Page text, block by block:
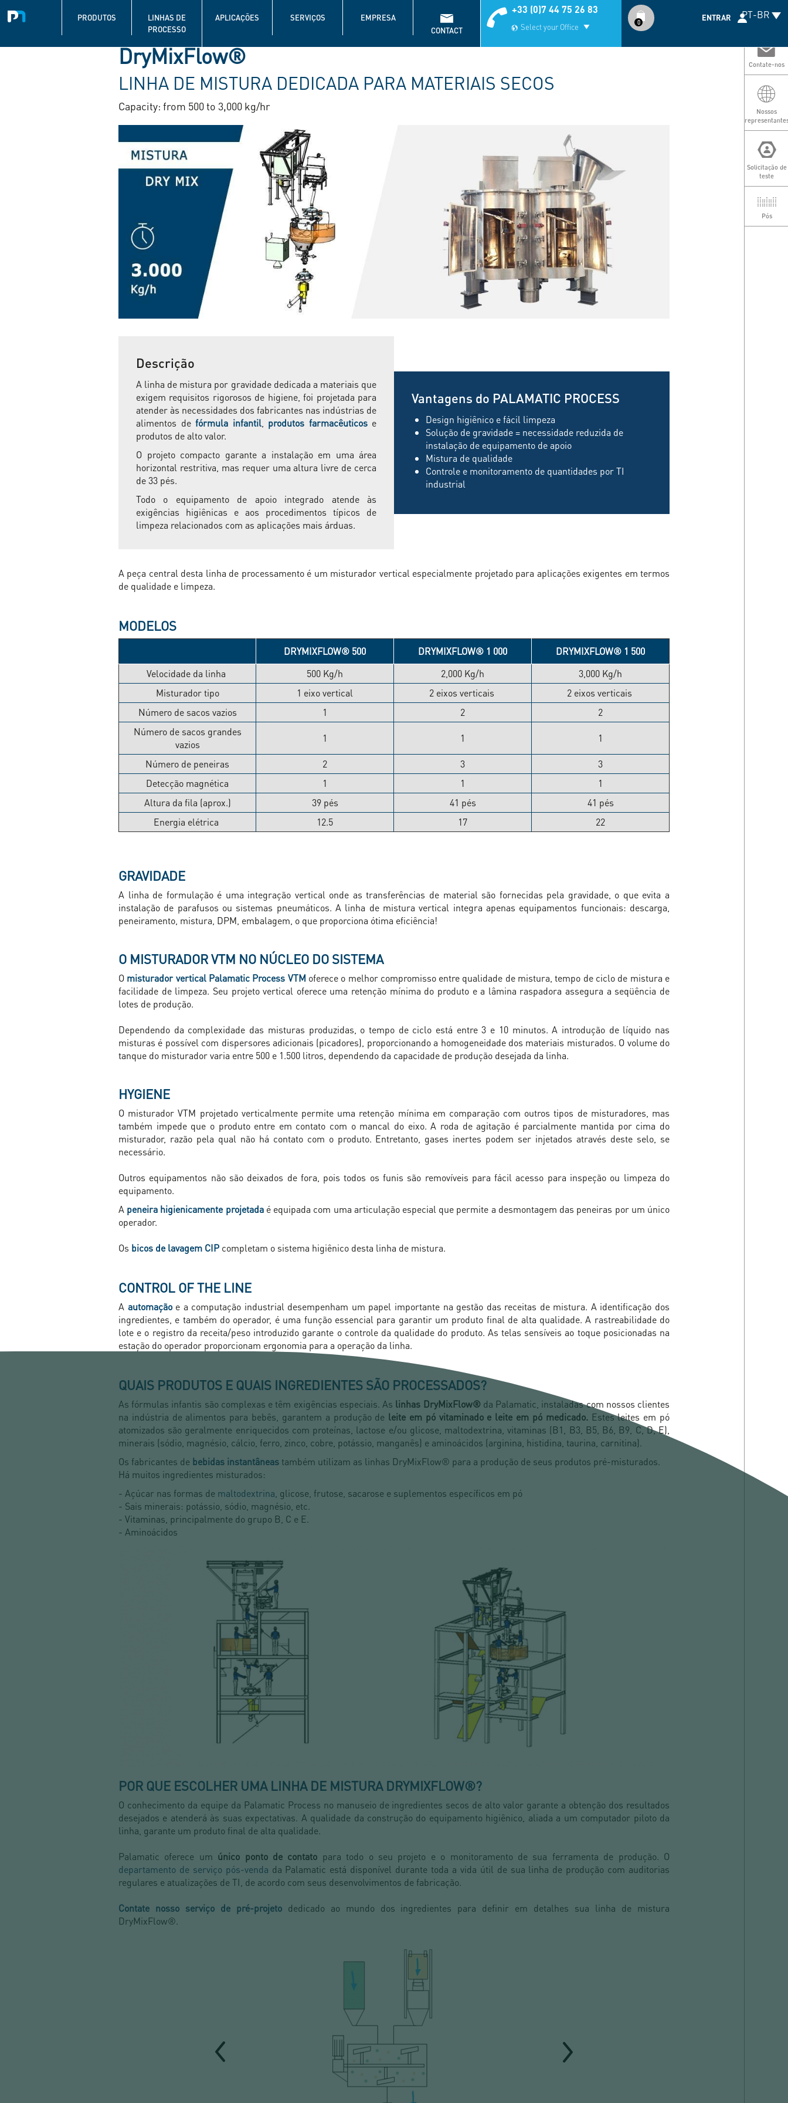
PT-BR
principale
PRODUTOS
LINHAS DE
PROCESSO
APLICAÇÕES SERVIÇOS
EMPRESA
CONTACT
+33 (0)7 44 75 26 83
Select your Office 0
utilisateur
ENTRAR
Contate-nos
Nossos
Solicitação de
teste
Pós
DryMixFlow®
LINHA DE MISTURA DEDICADA PARA MATERIAIS SECOS
Capacity: from 500 to 3,000 kg/hr
Descrição
A linha de mistura por gravidade dedicada a materiais que
exigem requisitos rigorosos de higiene, foi projetada para
atender às necessidades dos fabricantes nas indústrias de
alimentos de fórmula infantil, produtos farmacêuticose
produtos de alto valor.
O projeto compacto garante a instalação em uma área
horizontal restritiva, mas requer uma altura livre de cerca
de 33 pés.
Todo o equipamento de apoio integrado atende às
exigências higiênicas e aos procedimentos típicos de
limpeza relacionados com as aplicações mais árduas.
Vantagens do PALAMATIC PROCESS
Design higiênico e fácil limpeza
Solução de gravidade = necessidade reduzida de
instalação de equipamento de apoio
Mistura de qualidade
Controle e monitoramento de quantidades por TI
industrial
A peça central desta linha de processamento é um misturador vertical especialmente projetado para aplicações exigentes em termos
de qualidade e limpeza.
MODELOS
DRYMIXFLOW® 500 DRYMIXFLOW® 1 000
DRYMIXFLOW® 1 500
Velocidade da linha
500 Kg/h 2,000 Kg/h
3,000 Kg/h
Misturador tipo
1 eixo vertical 2 eixos verticais
2 eixos verticais
Número de sacos vazios
1 2
2
Número de sacos grandes
vazios
1 1 1
Número de peneiras 2 3
3
Detecção magnética
1 1
1
Altura da fila (aprox.)
39 pés 41 pés
41 pés
Energia elétrica
12.5 17 22
GRAVIDADE
A linha de formulação é uma integração vertical onde as transferências de material são fornecidas pela gravidade, o que evita a
instalação de parafusos ou sistemas pneumáticos. A linha de mistura vertical integra apenas equipamentos funcionais: descarga,
peneiramento, mistura, DPM, embalagem, o que proporciona ótima eficiência!
O MISTURADOR VTM NO NÚCLEO DO SISTEMA
O misturador vertical Palamatic Process VTM oferece o melhor compromisso entre qualidade de mistura, tempo de ciclo de mistura e
facilidade de limpeza. Seu projeto vertical oferece uma retenção mínima do produto e a lâmina raspadora assegura a seqüência de
lotes de produção.
Dependendo da complexidade das misturas produzidas, o tempo de ciclo está entre 3 e 10 minutos. A introdução de líquido nas
misturas é possível com dispersores adicionais (picadores), proporcionando a homogeneidade dos materiais misturados. O volume do
tanque do misturador varia entre 500 e 1.500 litros, dependendo da capacidade de produção desejada da linha.
HYGIENE
O misturador VTM projetado verticalmente permite uma retenção mínima em comparação com outros tipos de misturadores, mas
também impede que o produto entre em contato com o mancal do eixo. A roda de agitação é parcialmente mantida por cima do
misturador, razão pela qual não há contato com o produto. Entretanto, gases inertes podem ser injetados através deste selo, se
necessário.
Outros equipamentos não são deixados de fora, pois todos os funis são removíveis para fácil acesso para inspeção ou limpeza do
equipamento.
A peneira higienicamente projetadaé equipada com uma articulação especial que permite a desmontagem das peneiras por um único
operador.
Os bicos de lavagem CIP completam o sistema higiênico desta linha de mistura.
CONTROL OF THE LINE
A automaçãoe a computação industrial desempenham um papel importante na gestão das receitas de mistura. A identificação dos
ingredientes, e também do operador, é uma função essencial para garantir um produto final de alta qualidade. A rastreabilidade do
lote e o registro da receita/peso introduzido garante o controle da qualidade do produto. As telas sensíveis ao toque posicionadas na
estação do operador proporcionam ergonomia para a operação da linha.
QUAIS PRODUTOS E QUAIS INGREDIENTES SÃO PROCESSADOS?
As fórmulas infantis são complexas e têm exigências especiais. As linhas DryMixFlow® da Palamatic, instaladas com nossos clientes
na indústria de alimentos para bebês, garantem a produção de leite em pó vitaminado e leite em pó medicado.Estes leites em pó
atomizados são geralmente enriquecidos com proteínas, lactose e/ou glicose, maltodextrina, vitaminas (B1, B3, B5, B6, B9, C, D, E),
minerais (sódio, magnésio, cálcio, ferro, zinco, cobre, potássio, manganês) e aminoácidos (arginina, histidina, taurina, carnitina).
Os fabricantes de bebidas instantâneas também utilizam as linhas DryMixFlow® para a produção de seus produtos pré-misturados.
Há muitos ingredientes misturados:
- Açúcar nas formas de maltodextrina , glicose, frutose, sacarose e suplementos específicos em pó
- Sais minerais: potássio, sódio, magnésio, etc.
- Vitaminas, principalmente do grupo B, C e E.
- Aminoácidos
POR QUE ESCOLHER UMA LINHA DE MISTURA DRYMIXFLOW®?
O conhecimento da equipe da Palamatic Process no manuseio de ingredientes secos de alto valor garante a obtenção dos resultados
desejados e atenderá às suas expectativas. A qualidade da construção do equipamento higiênico, aliada a um computador piloto da
linha, garante um produto final de alta qualidade.
Palamatic oferece um único ponto de contato para todo o seu projeto e o monitoramento de sua ferramenta de produção. O
departamento de serviço pós-venda da Palamatic está disponível durante toda a vida útil de sua linha de produção com auditorias
regulares e atualizações de TI, de acordo com seus desenvolvimentos de fabricação.
Contate nosso serviço de pré-projetodedicado ao mundo dos ingredientes para definir em detalhes sua linha de mistura
DryMixFlow®.